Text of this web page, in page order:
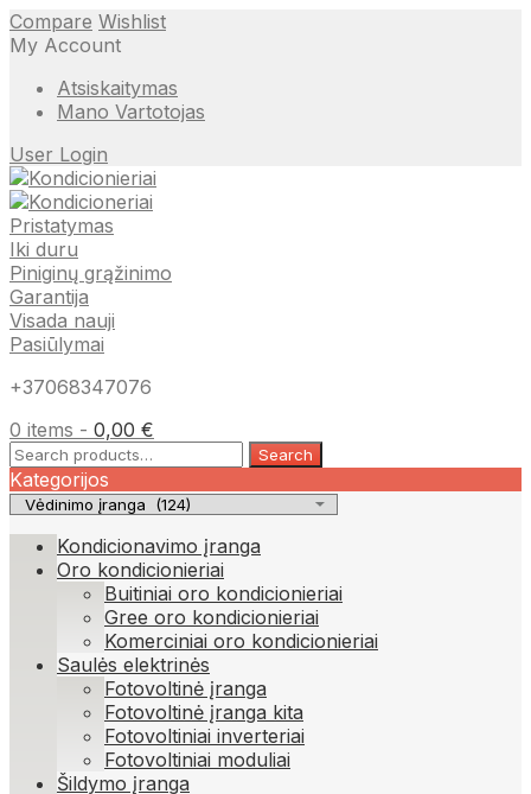
Compare Wishlist
My Account
Atsiskaitymas
Mano Vartotojas
User Login
Pristatymas
Iki duru
Piniginų grąžinimo
Garantija
Visada nauji
Pasiūlymai
+37068347076
0 items - 0,00 €
Search
for:
Search
Kategorijos
Kondicionavimo įranga
Oro kondicionieriai
Buitiniai oro kondicionieriai
Gree oro kondicionieriai
Komerciniai oro kondicionieriai
Saulės elektrinės
Fotovoltinė įranga
Fotovoltinė įranga kita
Fotovoltiniai inverteriai
Fotovoltiniai moduliai
Šildymo įranga